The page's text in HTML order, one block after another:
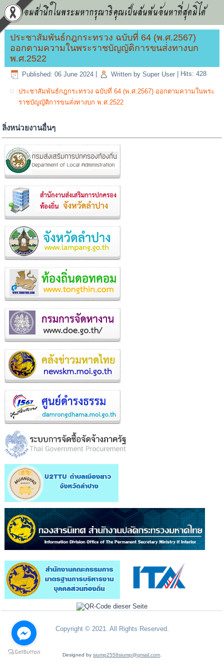
น้อมสำนึกในพระมหากรุณาธิคุณเป็นล้นพ้นอันหาที่สุดมิได้
ประชาสัมพันธ์กฎกระทรวง ฉบับที่ 64 (พ.ศ.2567)
ออกตามความในพระราชบัญญัติการขนส่่งทางบก
พ.ศ.2522
Published: 06 June 2024 Written by Super User Hits: 428
ประชาสัมพันธ์กฎกระทรวง ฉบับที่ 64 (พ.ศ.2567) ออกตามความในพระ
ราชบัญญัติการขนส่่งทางบก พ.ศ.2522
ลิ่งหน่วยงานอื่นๆ
Copyright © 2021. All Rights Reserved.
Designed by siump2558siump@gmail.com.